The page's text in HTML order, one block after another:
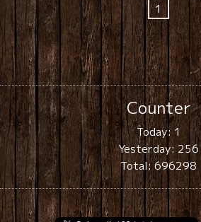
1
Counter
Today:1
Yesterday: 256
Total:696298